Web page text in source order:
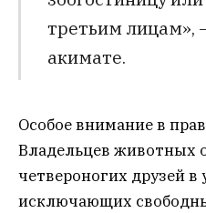
третьим лицам»,
акимате.
Особое внимание в
Владельцев животных
четвероногих друзей в
исключающих